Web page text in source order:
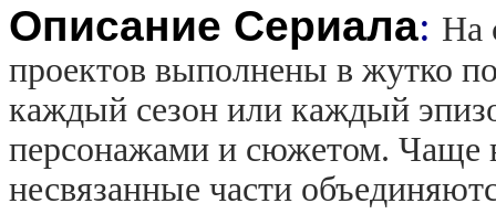
Описание Сериала: На
проектов выполнены в жутко
каждый сезон или каждый
персонажами и сюжетом. Чаще
несвязанные части